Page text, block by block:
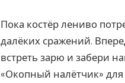
Пока костёр лениво
далёких сражений.
встреть зарю и забери
«Окопный налётчик»